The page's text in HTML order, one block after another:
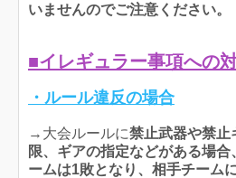
いませんのでご注意ください。
■イレギュラー事項への
・ルール違反の場合
→大会ルールに禁止武器や禁止
限、ギアの指定などがある場
ームは1敗となり、相手チーム